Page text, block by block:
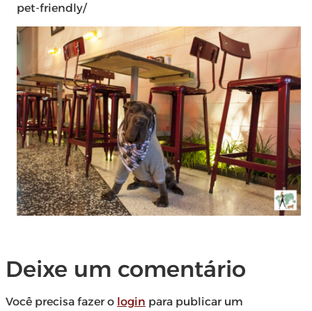
pet-friendly/
Deixe um comentário
Você precisa fazer o login para publicar um